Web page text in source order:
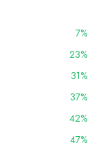
7%
23%
31%
37%
42%
47%